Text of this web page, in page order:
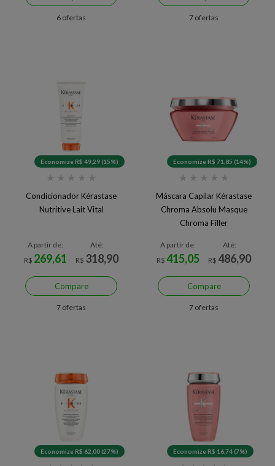
6 ofertas 7 ofertas
Economize R$ 49,29 (15%)
★ ★ ★ ★ ★
Condicionador Kérastase
Nutritive Lait Vital
A partir de:
R$ 269,61
Até:
R$ 318,90
Compare
7 ofertas
Economize R$ 71,85 (14%)
★ ★ ★ ★ ★
Máscara Capilar Kérastase
Chroma Absolu Masque
Chroma Filler
A partir de:
R$ 415,05
Até:
R$ 486,90
Compare
7 ofertas
Economize R$ 62,00 (27%) Economize R$ 16,74 (7%)